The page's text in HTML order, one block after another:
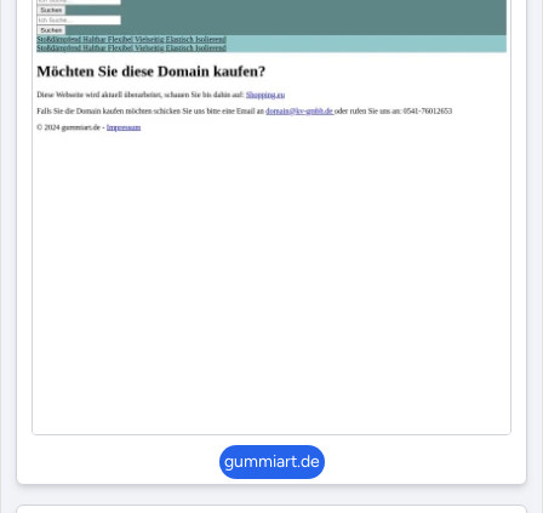
gummiart.de